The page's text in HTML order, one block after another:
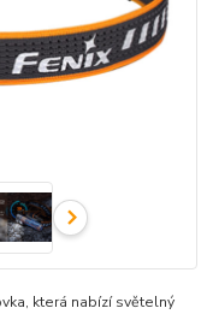
která nabízí světelný